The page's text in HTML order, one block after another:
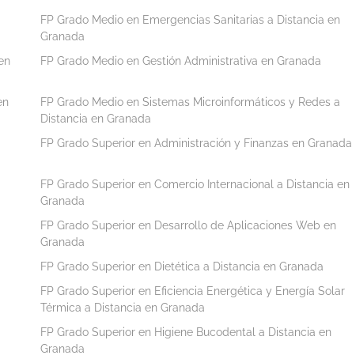
FP Grado Medio en Emergencias Sanitarias a Distancia en
Granada
FP Grado Medio en Gestión Administrativa en Granada
FP Grado Medio en Sistemas Microinformáticos y Redes a
Distancia en Granada
FP Grado Superior en Administración y Finanzas en Granada
FP Grado Superior en Comercio Internacional a Distancia en
Granada
FP Grado Superior en Desarrollo de Aplicaciones Web en
Granada
FP Grado Superior en Dietética a Distancia en Granada
FP Grado Superior en Eficiencia Energética y Energía Solar
Térmica a Distancia en Granada
FP Grado Superior en Higiene Bucodental a Distancia en
Granada